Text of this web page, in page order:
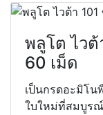
พลูโต ไวต้
60 เม็ด
เป็นกรดอะมิโน
ใบใหม่ที่สมบูร